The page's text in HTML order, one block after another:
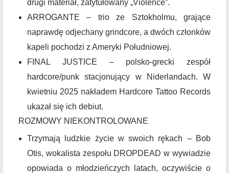
drugi materiał, zatytułowany „Violence”.
ARROGANTE – trio ze Sztokholmu, grające
naprawdę odjechany grindcore, a dwóch członków
kapeli pochodzi z Ameryki Południowej.
FINAL JUSTICE – polsko-grecki zespół
hardcore/punk stacjonujący w Niderlandach. W
kwietniu 2025 nakładem Hardcore Tattoo Records
ukazał się ich debiut.
ROZMOWY NIEKONTROLOWANE
Trzymają ludzkie życie w swoich rękach – Bob
Otis, wokalista zespołu DROPDEAD w wywiadzie
opowiada o młodzieńczych latach, oczywiście o